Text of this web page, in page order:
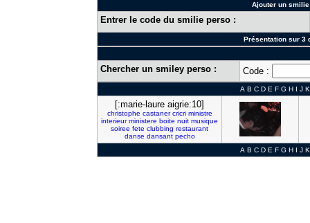
Ajouter un
Entrer le code du smilie perso :
Présentation sur 3
Chercher un smiley perso : Code :
A B C D E F G H I J K
[:marie-laure aigrie:10]
christophe castaner cricri ministre
interieur ministere boite nuit musique
soiree fete clubbing restaurant
danse dansant pecho
A B C D E F G H I J K